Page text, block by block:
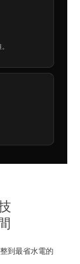
到最省水電的